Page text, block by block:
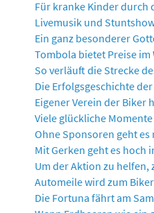
Für kranke Kinder durch
Livemusik und
Ein ganz besonderer
Tombola bietet Preise im
So verläuft die Strecke
Die Erfolgsgeschichte
Eigener Verein der
Viele glückliche Momente
Ohne Sponsoren geht es
Mit Gerken geht es hoch
Um der Aktion zu helfen,
Automeile wird zum
Die Fortuna fährt am